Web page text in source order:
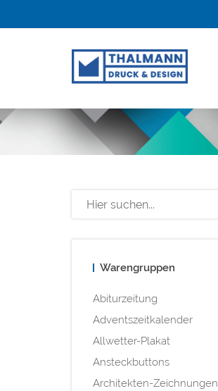
Warengruppen
Abiturzeitung
Adventszeitkalender
Allwetter-Plakat
Ansteckbuttons
Architekten-Zeichnungen